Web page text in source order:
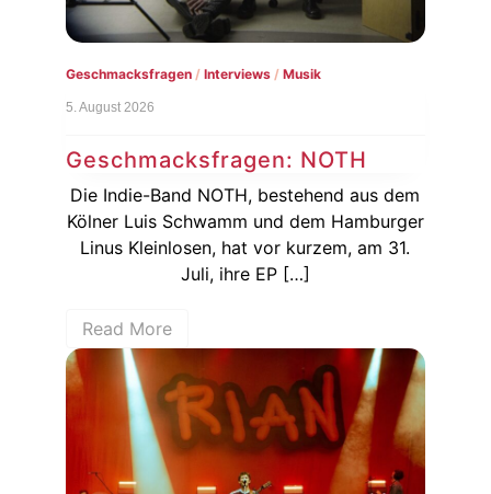
Geschmacksfragen/ Interviews/ Musik
5. August 2026
Geschmacksfragen: NOTH
Die Indie-Band NOTH, bestehend aus dem
Kölner Luis Schwamm und dem Hamburger
Linus Kleinlosen, hat vor kurzem, am 31.
Juli, ihre EP […]
Read More